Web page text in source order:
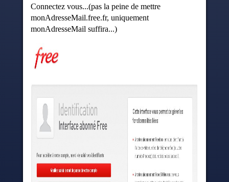
Connectez vous...(pas la peine de mettre
monAdresseMail.free.fr, uniquement
monAdresseMail suffira...)